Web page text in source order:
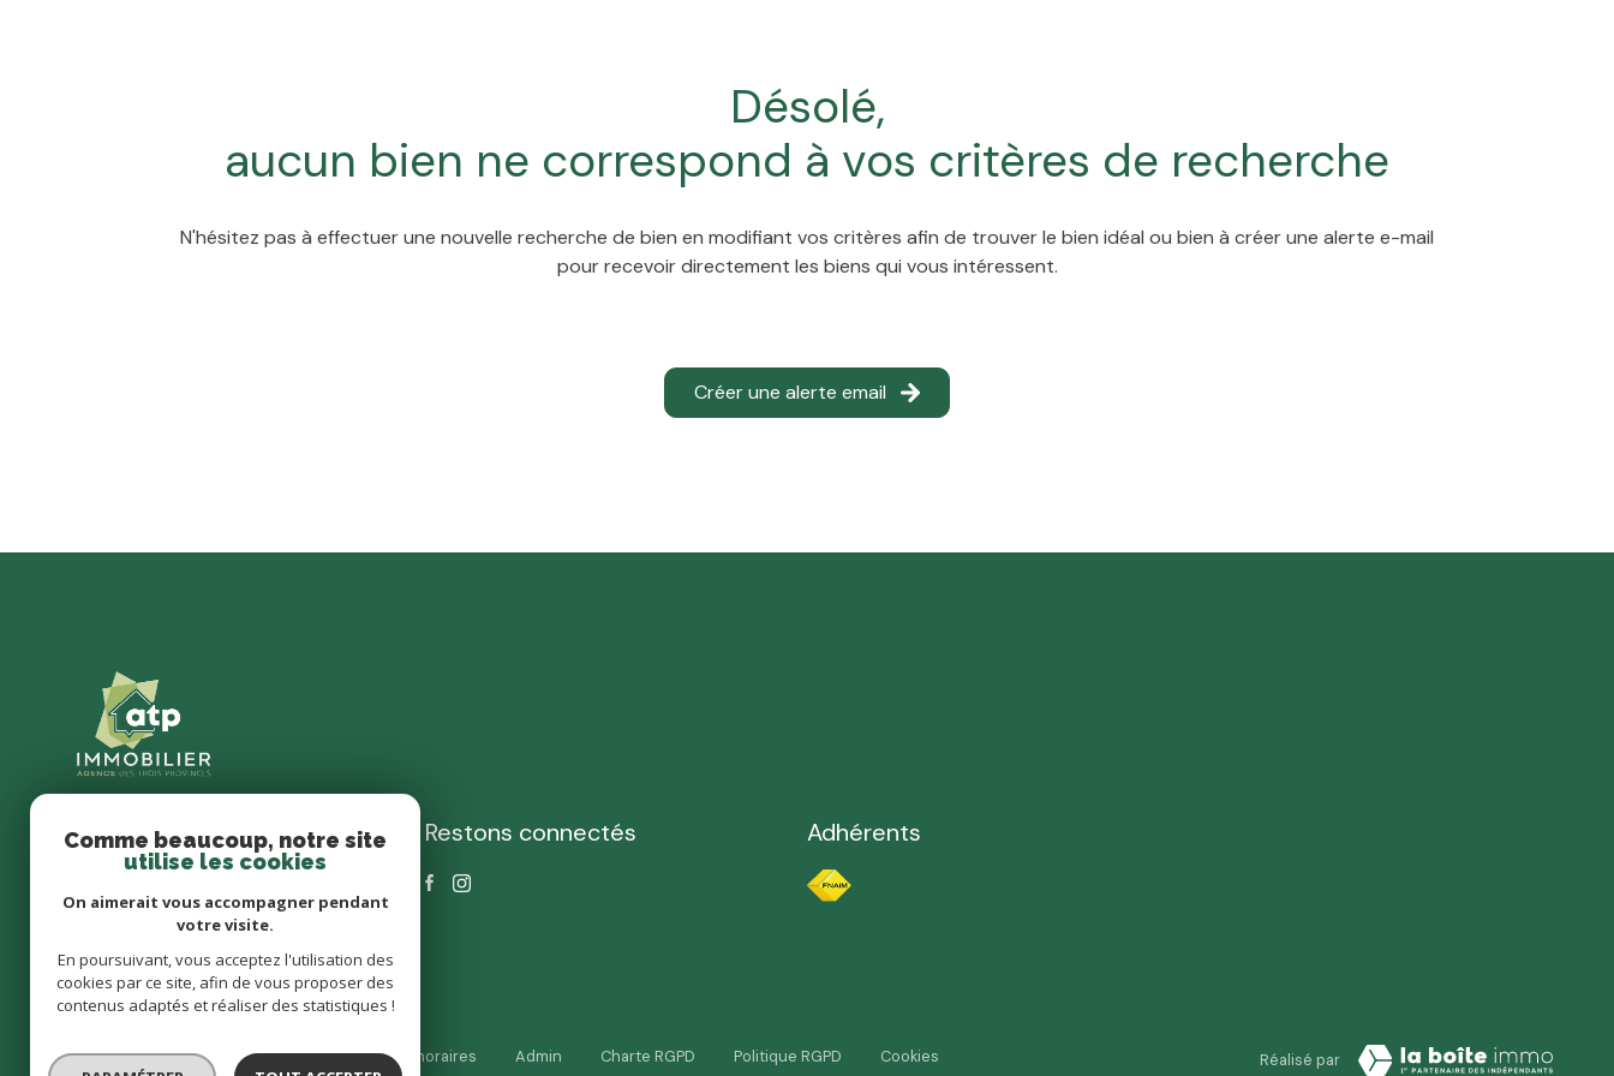
désolé,
aucun bien ne correspond à vos critères de recherche
N'hésitez pas à effectuer une nouvelle recherche de bien en modifiant vos critères afin de trouver le bien idéal ou bien à créer une alerte e-mail
pour recevoir directement les biens qui vous intéressent.
Créer une alerte email
ATP Immobilier
contact@atpimmobilier.fr
85600 SAINT-HILAIRE-DE-LOULAY
Restons connectés Adhérents
Nos partenaires Mentions légales Nos honoraires Admin Charte RGPD Politique RGPD Cookies Réalisé par
Comme beaucoup, notre site
utilise les cookies
On aimerait vous accompagner pendant
votre visite.
En poursuivant, vous acceptez l'utilisation des
cookies par ce site, afin de vous proposer des
contenus adaptés et réaliser des statistiques !